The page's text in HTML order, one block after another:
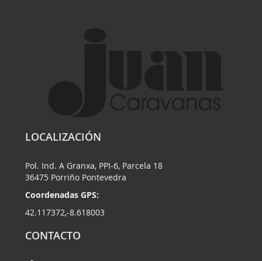
LOCALIZACIÓN
Pol. Ind. A Granxa, PPI-6, Parcela 18
36475 Porriño Pontevedra
Coordenadas GPS:
42.117372,-8.618003
CONTACTO